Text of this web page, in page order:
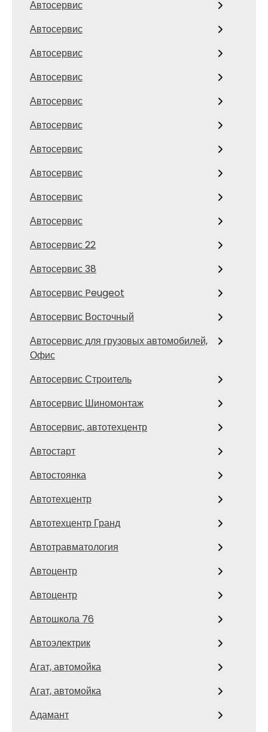
Автосервис
Автосервис
Автосервис
Автосервис
Автосервис
Автосервис
Автосервис
Автосервис
Автосервис
Автосервис
Автосервис 22
Автосервис 38
Автосервис Peugeot
Автосервис Восточный
Автосервис для грузовых автомобилей,
Офис
Автосервис Строитель
Автосервис Шиномонтаж
Автосервис, автотехцентр
Автостарт
Автостоянка
Автотехцентр
Автотехцентр Гранд
Автотравматология
Автоцентр
Автоцентр
Автошкола 76
Автоэлектрик
Агат, автомойка
Агат, автомойка
Адамант